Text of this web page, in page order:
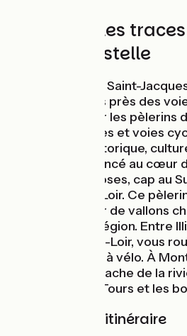
À vélo sur les
de Compostelle
L’itinéraire de la Saint-
chemine au plus près des
empruntées par les pèlerins
de petites routes et voies
une épopée historique,
Après s’être élancé au cœur
l’Eure, depuis Poses, cap au
s’approcher du Loir. Ce
ensuite au cœur de vallons
typiques de la région. Entre
Montoire-sur-le-Loir, vous
la Vallée du Loir à vélo. À
parcours se détache de la
plein Sud, vers Tours et les
Balisage de l'itinéraire